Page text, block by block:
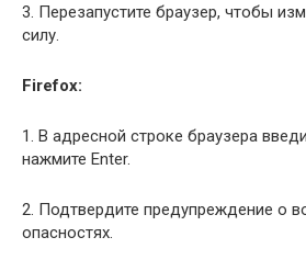
3. Перезапустите браузер, чтобы
силу.
Firefox:
1. В адресной строке браузера
нажмите Enter.
2. Подтвердите предупреждение о
опасностях.